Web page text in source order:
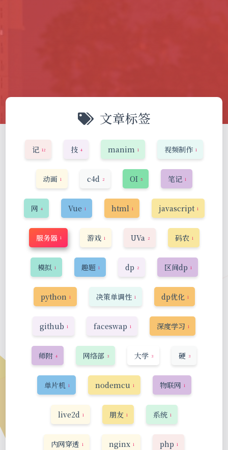
文章标签
记 12 技 4 manim 1 视频制作 1
动画 1 c4d 2 OI 5 笔记 1
网 4 Vue 1 html 1 javascript 1
服务器 1 游戏 1 UVa 2 码农 1
模拟 1 趣题 1 dp 2 区间dp 1
python 1 决策单调性 1 dp优化 1
github 1 faceswap 1 深度学习 1
师附 4 网络部 3 大学 3 硬 3
单片机 1 nodemcu 1 物联网 1
live2d 1 朋友 1 系统 1
内网穿透 1 nginx 1 php 1